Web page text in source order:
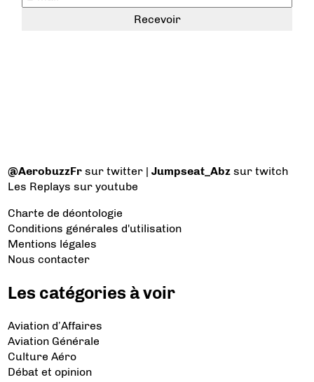
@AerobuzzFr sur twitter |Jumpseat_Abz sur twitch
Les Replays sur youtube
Charte de déontologie
Conditions générales d'utilisation
Mentions légales
Nous contacter
Les catégories à voir
Aviation d’Affaires
Aviation Générale
Culture Aéro
Débat et opinion